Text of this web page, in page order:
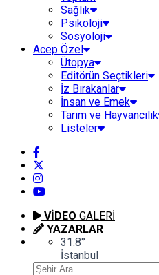
Sağlık
Psikoloji
Sosyoloji
Acep Özel
Ütopya
Editörün Seçtikleri
İz Bırakanlar
İnsan ve Emek
Tarım ve Hayvancılık
Listeler
VİDEO GALERİ
YAZARLAR
31.8°
İstanbul